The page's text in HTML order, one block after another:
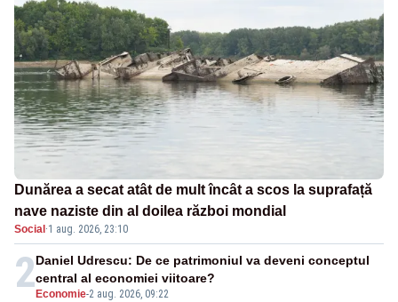
Dunărea a secat atât de mult încât a scos la suprafață
nave naziste din al doilea război mondial
Social ·1 aug. 2026, 23:10
2 Economie-2 aug. 2026, 09:22
Daniel Udrescu: De ce patrimoniul va deveni conceptul
central al economiei viitoare?